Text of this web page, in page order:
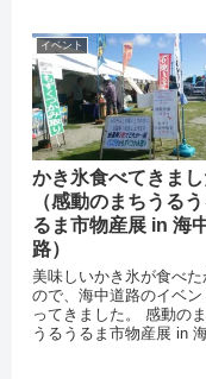
イベント
かき氷食べてきまし
（感動のまちうる
るま市物産展 in 海
路）
美味しいかき氷が食べた
ので、海中道路のイベン
ってきました。 感動の
うるうるま市物産展 in